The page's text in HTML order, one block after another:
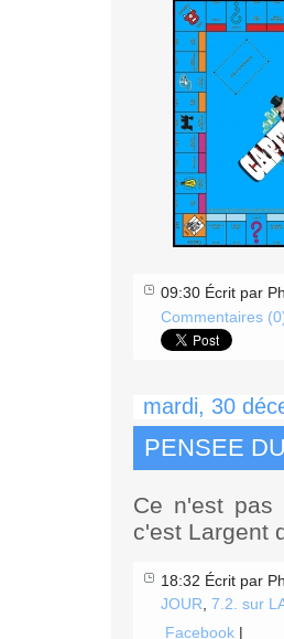
09:30 Écrit par
Commentaires
mardi, 30
PENSEE
Ce n'est
c'est Largent
18:32 Écrit par
JOUR, 7.2. sur
Facebook|